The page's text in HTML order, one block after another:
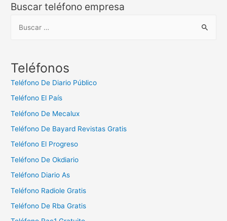
Buscar teléfono empresa
c
:
Teléfonos
Teléfono De Diario Público
Teléfono El País
Teléfono De Mecalux
Teléfono De Bayard Revistas Gratis
Teléfono El Progreso
Teléfono De Okdiario
Teléfono Diario As
Teléfono Radiole Gratis
Teléfono De Rba Gratis